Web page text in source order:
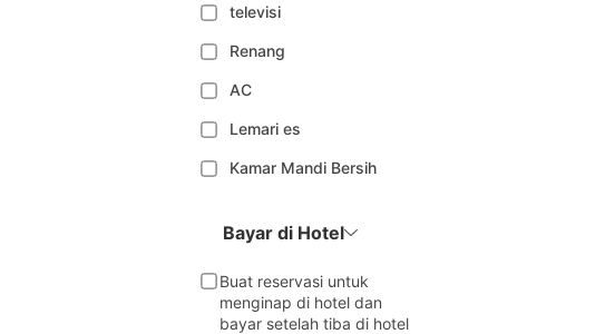
televisi
Renang
AC
Lemari es
Kamar Mandi Bersih
Bayar di Hotel
Buat reservasi untuk
menginap di hotel dan
bayar setelah tiba di hotel